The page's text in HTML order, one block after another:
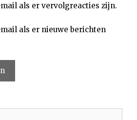
als er vervolgreacties zijn.
als er nieuwe berichten